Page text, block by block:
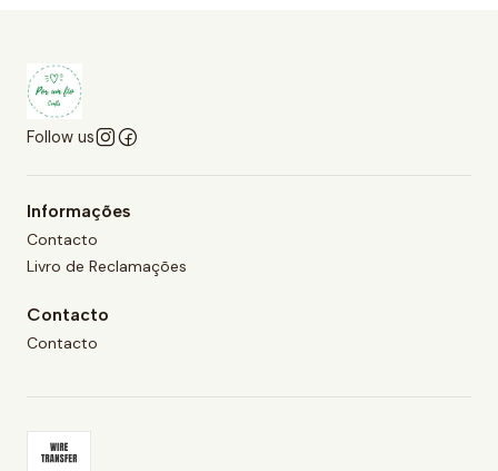
Follow us
Informações
Contacto
Livro de Reclamações
Contacto
Contacto